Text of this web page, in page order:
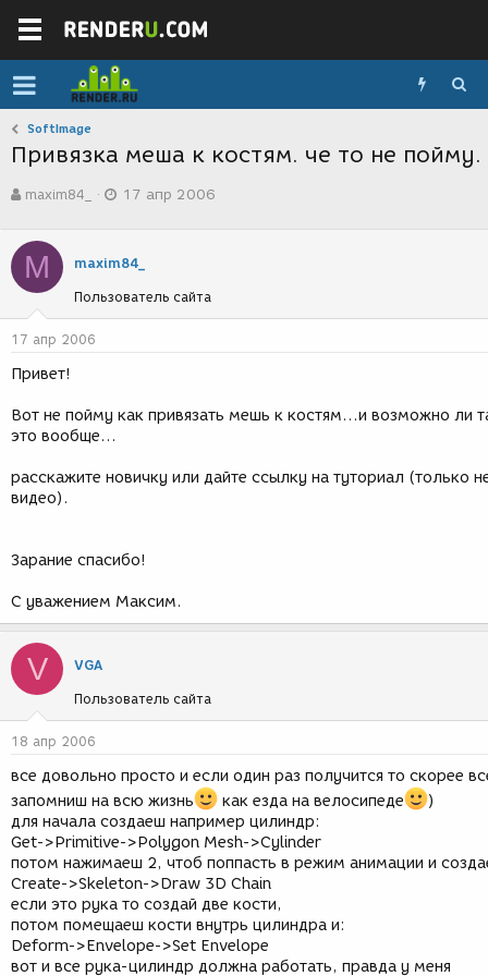
SoftImage
Привязка меша к костям. че то не пойму.
в
о
р
т
е
м
ы
maxim84_
а
с
з
д
17 апр 2006
M maxim84_
Пользователь сайта
17 апр 2006
Привет!
Вот не пойму как привязать мешь к костям...и возможно ли
это вообще...
расскажите новичку или дайте ссылку на туториал (только
видео).
Зарание спасибо!
С уважением Максим.
V VGA
Пользователь сайта
18 апр 2006
все довольно просто и если один раз получится то скорее
запомниш на всю жизнь
как езда на велосипеде
)
для начала создаеш например цилиндр:
Get->Primitive->Polygon Mesh->Cylinder
потом нажимаеш 2, чтоб поппасть в режим анимации и
Create->Skeleton->Draw 3D Chain
если это рука то создай две кости,
потом помещаеш кости внутрь цилиндра и:
Deform->Envelope->Set Envelope
вот и все рука-цилиндр должна работать, правда у меня